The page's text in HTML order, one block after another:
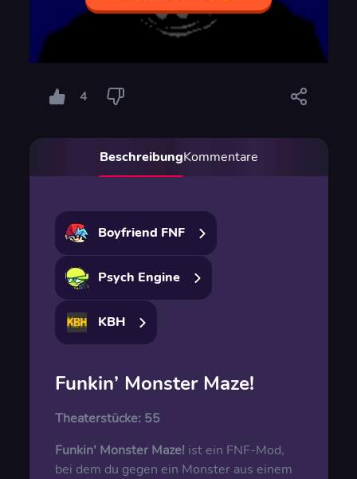
4
BeschreibungKommentare
Boyfriend FNF
Psych Engine
KBH
Funkin’ Monster Maze!
Theaterstücke: 55
Funkin' Monster Maze! ist ein FNF-Mod,
bei dem du gegen ein Monster aus einem